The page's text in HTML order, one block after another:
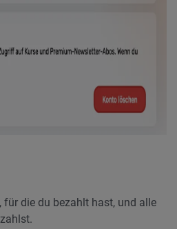
für die du bezahlt hast, und alle